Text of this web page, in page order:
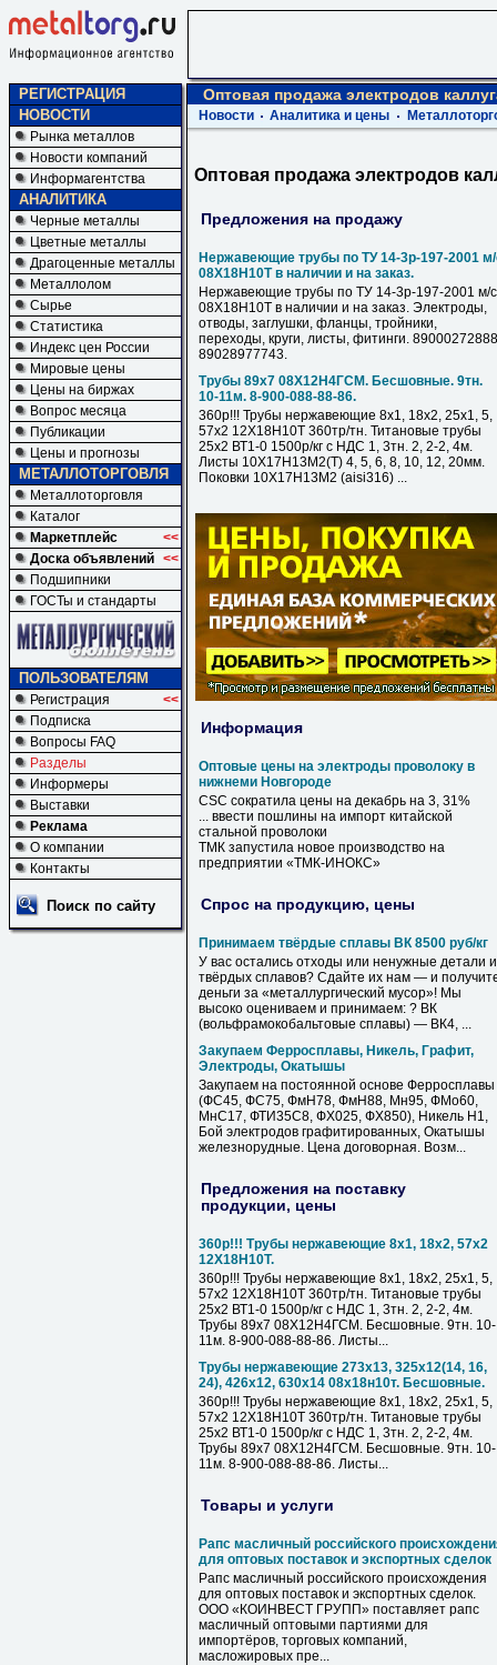
РЕГИСТРАЦИЯ
НОВОСТИ
Рынка металлов
Новости компаний
Информагентства
АНАЛИТИКА
Черные металлы
Цветные металлы
Драгоценные металлы
Металлолом
Сырье
Статистика
Индекс цен России
Мировые цены
Цены на биржах
Вопрос месяца
Публикации
Цены и прогнозы
МЕТАЛЛОТОРГОВЛЯ
Металлоторговля
Каталог
Маркетплейс
<<
Доска объявлений <<
Подшипники
ГОСТы и стандарты
ПОЛЬЗОВАТЕЛЯМ
Регистрация
<<
Подписка
Вопросы FAQ
Разделы
Информеры
Выставки
Реклама
О компании
Контакты
Поиск по сайту
Оптовая продажа электродов
Новости Аналитика и цены
Оптовая продажа электродов
Предложения на продажу
Нержавеющие трубы по ТУ 14-3р-197-2001
08Х18Н10Т в наличии и на заказ.
Нержавеющие трубы по ТУ 14-3р-197-2001 м/с
08Х18Н10Т в наличии и на заказ. Электроды,
отводы, заглушки, фланцы, тройники,
переходы, круги, листы, фитинги.
89028977743.
Трубы 89х7 08Х12Н4ГСМ. Бесшовные. 9тн.
10-11м. 8-900-088-88-86.
360р!!! Трубы нержавеющие 8х1, 18х2, 25х1, 5,
57х2 12Х18Н10Т 360тр/тн. Титановые трубы
25х2 ВТ1-0 1500р/кг с НДС 1, 3тн. 2, 2-2, 4м.
Листы 10Х17Н13М2(Т) 4, 5, 6, 8, 10, 12, 20мм.
Поковки 10Х17Н13М2 (aisi316) ...
Информация
Оптовые цены на электроды проволоку в
нижнеми Новгороде
CSC сократила цены на декабрь на 3, 31%
... ввести пошлины на импорт китайской
стальной проволоки
ТМК запустила новое производство на
предприятии «ТМК-ИНОКС»
Спрос на продукцию, цены
Принимаем твёрдые сплавы ВК 8500 руб/кг
У вас остались отходы или ненужные детали
твёрдых сплавов? Сдайте их нам — и
деньги за «металлургический мусор»! Мы
высоко оцениваем и принимаем: ? ВК
(вольфрамокобальтовые сплавы) — ВК4, ...
Закупаем Ферросплавы, Никель, Графит,
Электроды, Окатышы
Закупаем на постоянной основе Ферросплавы
(ФС45, ФС75, ФмН78, ФмН88, Мн95, ФМо60,
МнС17, ФТИ35С8, ФХ025, ФХ850), Никель Н1,
Бой электродов графитированных, Окатышы
железнорудные. Цена договорная. Возм...
Предложения на поставку
продукции, цены
360р!!! Трубы нержавеющие 8х1, 18х2, 57х2
12Х18Н10Т.
360р!!! Трубы нержавеющие 8х1, 18х2, 25х1, 5,
57х2 12Х18Н10Т 360тр/тн. Титановые трубы
25х2 ВТ1-0 1500р/кг с НДС 1, 3тн. 2, 2-2, 4м.
Трубы 89х7 08Х12Н4ГСМ. Бесшовные. 9тн. 10-
11м. 8-900-088-88-86. Листы...
Трубы нержавеющие 273х13, 325х12(14, 16,
24), 426х12, 630х14 08х18н10т. Бесшовные.
360р!!! Трубы нержавеющие 8х1, 18х2, 25х1, 5,
57х2 12Х18Н10Т 360тр/тн. Титановые трубы
25х2 ВТ1-0 1500р/кг с НДС 1, 3тн. 2, 2-2, 4м.
Трубы 89х7 08Х12Н4ГСМ. Бесшовные. 9тн. 10-
11м. 8-900-088-88-86. Листы...
Товары и услуги
Рапс масличный российского
для оптовых поставок и экспортных сделок
Рапс масличный российского происхождения
для оптовых поставок и экспортных сделок.
ООО «КОИНВЕСТ ГРУПП» поставляет рапс
масличный оптовыми партиями для
импортёров, торговых компаний,
масложировых пре...